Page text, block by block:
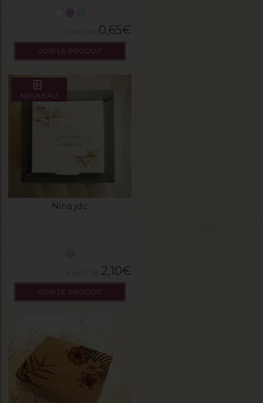
0,65€
VOIR LE PRODUIT
NOUVEAU
Nina jdc
2,10€
VOIR LE PRODUIT